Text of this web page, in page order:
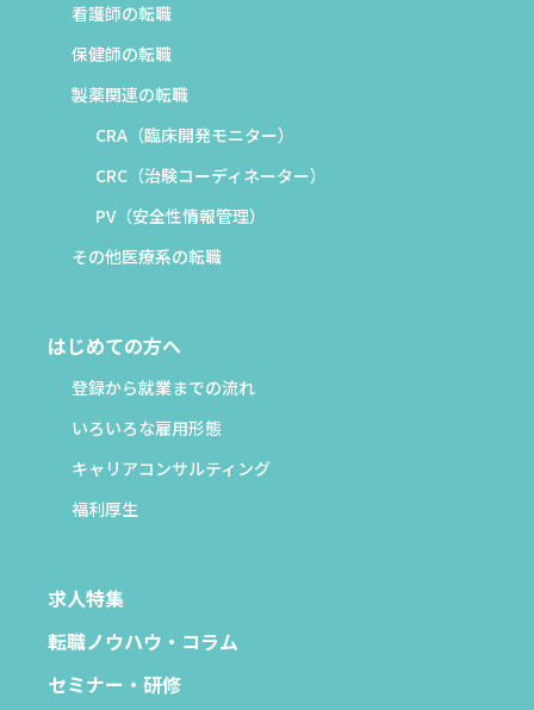
看護師の転職
保健師の転職
製薬関連の転職
CRA（臨床開発モニター）
CRC（治験コーディネーター）
PV（安全性情報管理）
その他医療系の転職
はじめての方へ
登録から就業までの流れ
いろいろな雇用形態
キャリアコンサルティング
福利厚生
求人特集
転職ノウハウ・コラム
セミナー・研修